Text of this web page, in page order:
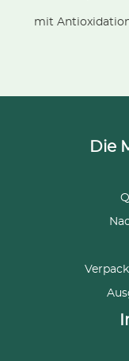
mit
Die